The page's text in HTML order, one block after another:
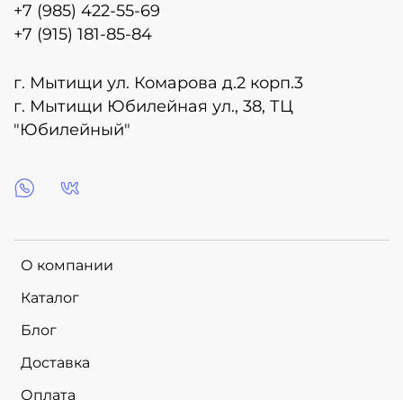
О компании
Каталог
Блог
Доставка
Оплата
+7 (985) 422-55-69
+7 (915) 181-85-84
г. Мытищи ул. Комарова д.2 корп.3
г. Мытищи Юбилейная ул., 38, ТЦ
"Юбилейный"